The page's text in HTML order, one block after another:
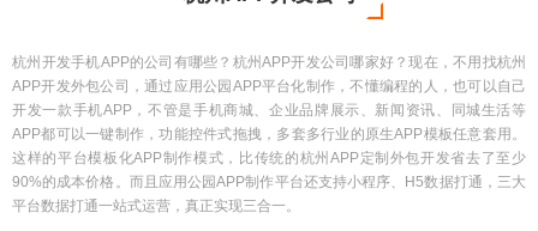
杭州开发手机APP的公司有哪些？杭州APP开发公司哪家好？现在，不用找杭州
APP开发外包公司，通过应用公园APP平台化制作，不懂编程的人，也可以自己
开发一款手机APP，不管是手机商城、企业品牌展示、新闻资讯、同城生活等
APP都可以一键制作，功能控件式拖拽，多套多行业的原生APP模板任意套用。
这样的平台模板化APP制作模式，比传统的杭州APP定制外包开发省去了至少
90%的成本价格。而且应用公园APP制作平台还支持小程序、H5数据打通，三大
平台数据打通一站式运营，真正实现三合一。